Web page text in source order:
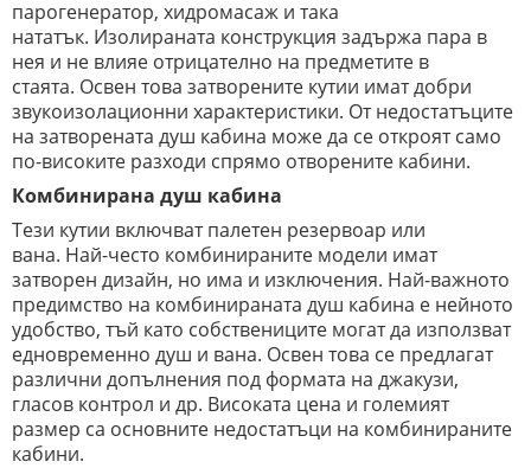
парогенератор, хидромасаж и така
нататък. Изолираната конструкция задържа пара в
нея и не влияе отрицателно на предметите в
стаята. Освен това затворените кутии имат добри
звукоизолационни характеристики. От недостатъците
на затворената душ кабина може да се откроят само
по-високите разходи спрямо отворените кабини.
Комбинирана душ кабина
Тези кутии включват палетен резервоар или
вана. Най-често комбинираните модели имат
затворен дизайн, но има и изключения. Най-важното
предимство на комбинираната душ кабина е нейното
удобство, тъй като собствениците могат да използват
едновременно душ и вана. Освен това се предлагат
различни допълнения под формата на джакузи,
гласов контрол и др. Високата цена и големият
размер са основните недостатъци на комбинираните
кабини.